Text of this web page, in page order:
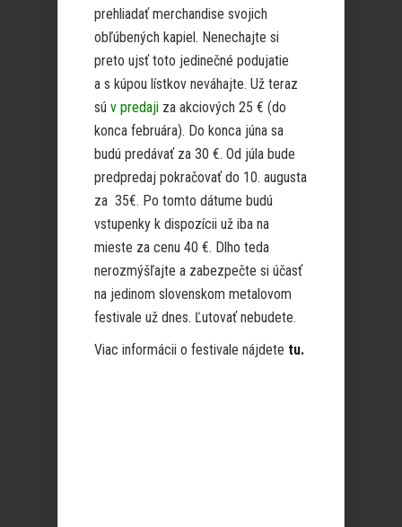
prehliadať merchandise svojich
obľúbených kapiel. Nenechajte si
preto ujsť toto jedinečné podujatie
a s kúpou lístkov neváhajte. Už teraz
sú v predaji za akciových 25 € (do
konca februára). Do konca júna sa
budú predávať za 30 €. Od júla bude
predpredaj pokračovať do 10. augusta
za 35€. Po tomto dátume budú
vstupenky k dispozícii už iba na
mieste za cenu 40 €. Dlho teda
nerozmýšľajte a zabezpečte si účasť
na jedinom slovenskom metalovom
festivale už dnes. Ľutovať nebudete.
Viac informácii o festivale nájdete tu.